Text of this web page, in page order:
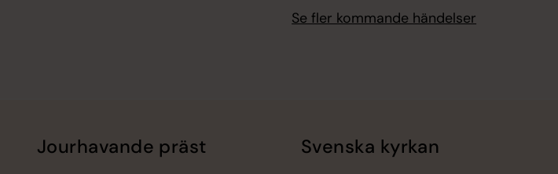
Se fler kommande händelser
Jourhavande präst Svenska kyrkan